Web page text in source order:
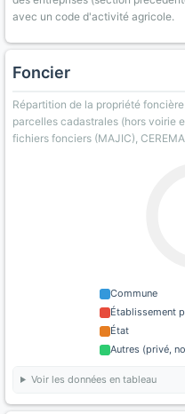
avec un code d'activité agricole.
Foncier
Répartition de la propriété
parcelles cadastrales (hors voirie
fichiers fonciers (MAJIC),
Commune
Établissement
État
Autres (privé,
Voir les données en tableau